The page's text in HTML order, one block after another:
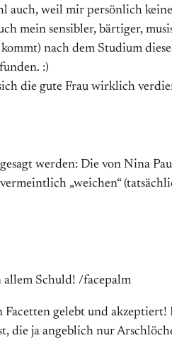
auch, weil mir persönlich
mein sensibler, bärtiger,
nach dem Studium
:)
die gute Frau wirklich
werden: Die von Nina
„weichen“
allem Schuld! /facepalm
gelebt und
die ja angeblich nur